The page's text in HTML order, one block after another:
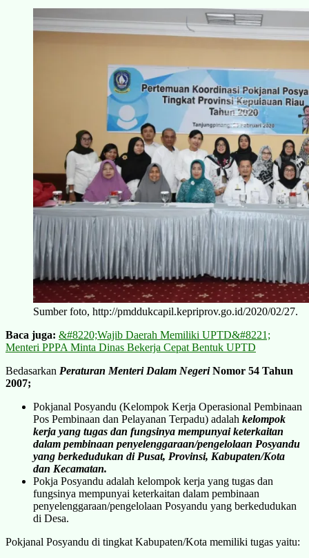
Sumber foto, http://pmddukcapil.kepriprov.go.id/2020/02/27.
Baca juga: &#8220;Wajib Daerah Memiliki UPTD&#8221;
Menteri PPPA Minta Dinas Bekerja Cepat Bentuk UPTD
Bedasarkan Peraturan Menteri Dalam Negeri Nomor 54 Tahun
2007;
Pokjanal Posyandu (Kelompok Kerja Operasional Pembinaan
Pos Pembinaan dan Pelayanan Terpadu) adalah kelompok
kerja yang tugas dan fungsinya mempunyai keterkaitan
dalam pembinaan penyelenggaraan/pengelolaan Posyandu
yang berkedudukan di Pusat, Provinsi, Kabupaten/Kota
dan Kecamatan.
Pokja Posyandu adalah kelompok kerja yang tugas dan
fungsinya mempunyai keterkaitan dalam pembinaan
penyelenggaraan/pengelolaan Posyandu yang berkedudukan
di Desa.
Pokjanal Posyandu di tingkat Kabupaten/Kota memiliki tugas yaitu: